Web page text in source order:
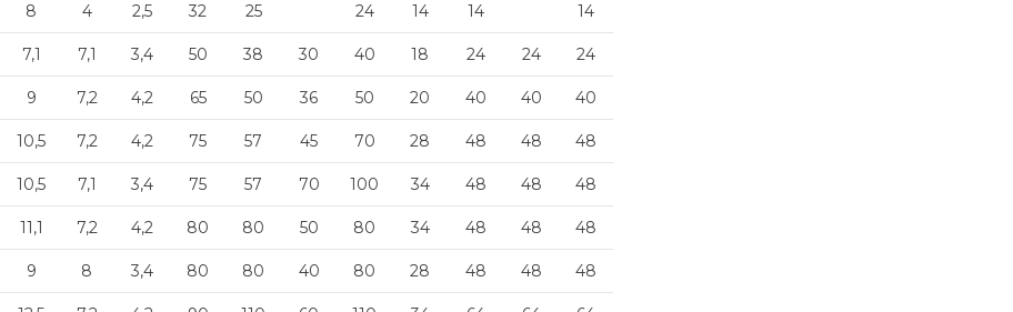
8 4 2,5 32 25 24 14 14 14
7,1 7,1 3,4 50 38 30 40 18 24 24 24
9 7,2 4,2 65 50 36 50 20 40 40 40
10,5 7,2 4,2 75 57 45 70 28 48 48 48
10,5 7,1 3,4 75 57 70 100 34 48 48 48
11,1 7,2 4,2 80 80 50 80 34 48 48 48
9 8 3,4 80 80 40 80 28 48 48 48